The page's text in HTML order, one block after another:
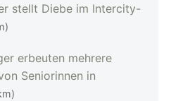
stellt Diebe im Intercity-
erbeuten mehrere
Seniorinnen in